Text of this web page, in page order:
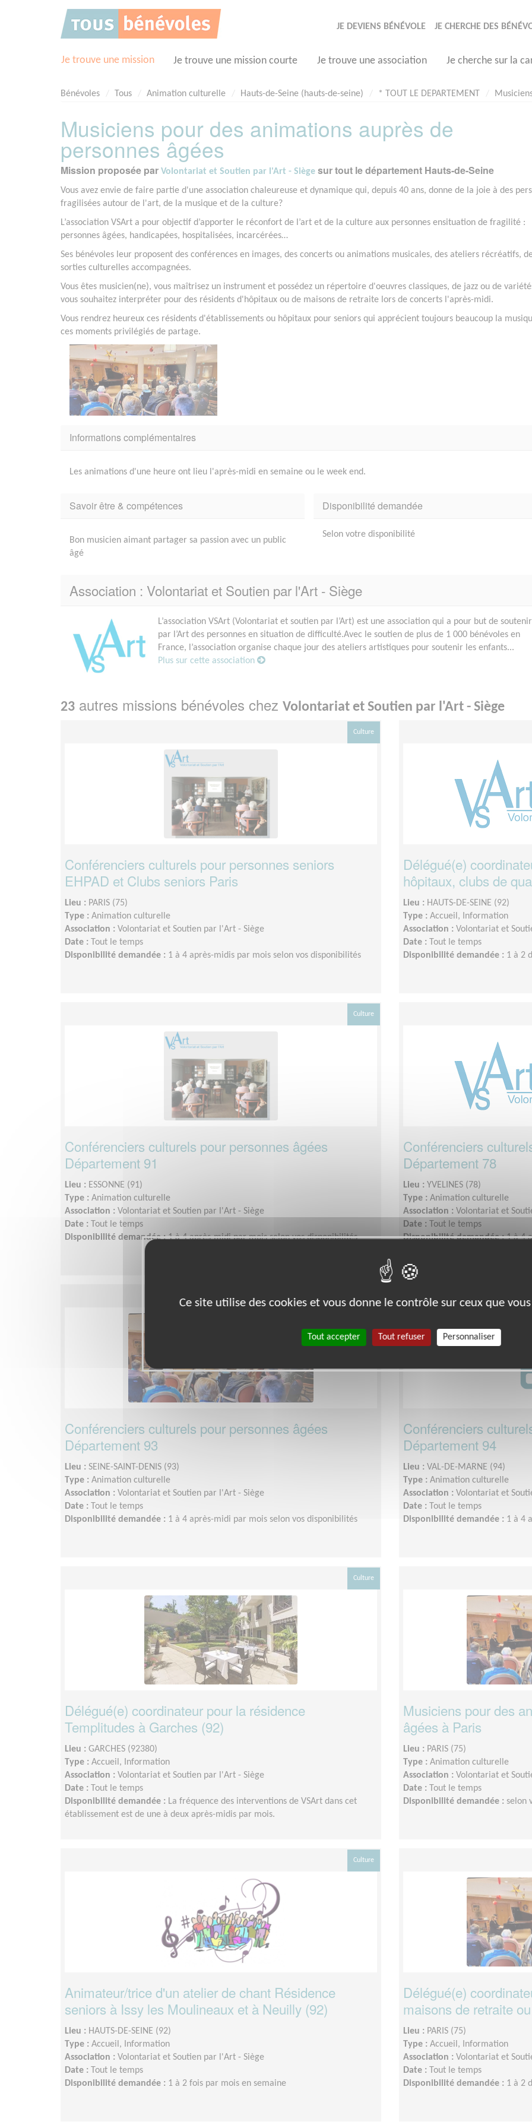
JE DEVIENS BÉNÉVOLE JE CHERCHE DES
Je trouve une mission Je trouve une mission courte Je trouve une association Je cherche sur la
Bénévoles Tous Animation culturelle Hauts-de-Seine (hauts-de-seine) * TOUT LE DEPARTEMENT
Musiciens pour des animations auprès de
personnes âgées
Mission proposée par Volontariat et Soutien par l'Art - Siège sur tout le département Hauts-de-Seine
Vous avez envie de faire partie d'une association chaleureuse et dynamique qui, depuis 40 ans, donne de la joie à des
fragilisées autour de l'art, de la musique et de la culture?
L’association VSArt a pour objectif d’apporter le réconfort de l’art et de la culture aux personnes ensituation de fragilité :
personnes âgées, handicapées, hospitalisées, incarcérées…
Ses bénévoles leur proposent des conférences en images, des concerts ou animations musicales, des ateliers récréatifs,
sorties culturelles accompagnées.
Vous êtes musicien(ne), vous maîtrisez un instrument et possédez un répertoire d'oeuvres classiques, de jazz ou de
vous souhaitez interpréter pour des résidents d'hôpitaux ou de maisons de retraite lors de concerts l'après-midi.
Vous rendrez heureux ces résidents d'établissements ou hôpitaux pour seniors qui apprécient toujours beaucoup la
ces moments privilégiés de partage.
Informations complémentaires
Les animations d'une heure ont lieu l'après-midi en semaine ou le week end.
Savoir être & compétences
Bon musicien aimant partager sa passion avec un public
âgé
Disponibilité demandée
Selon votre disponibilité
Association : Volontariat et Soutien par l'Art - Siège
L’association VSArt (Volontariat et soutien par l’Art) est une association qui a pour but de soutenir
par l’Art des personnes en situation de difficulté.Avec le soutien de plus de 1 000 bénévoles en
France, l’association organise chaque jour des ateliers artistiques pour soutenir les enfants...
Plus sur cette association
23 autres missions bénévoles chez Volontariat et Soutien par l'Art - Siège
Culture
Conférenciers culturels pour personnes seniors
EHPAD et Clubs seniors Paris
Lieu : PARIS (75)
Type : Animation culturelle
Association : Volontariat et Soutien par l'Art - Siège
Date :
Tout le temps
Disponibilité demandée : 1 à 4 après-midis par mois selon vos disponibilités
Délégué(e)
hôpitaux, clubs de
Lieu : HAUTS-DE-SEINE (92)
Type : Accueil, Information
Association : Volontariat et
Date :
Tout le temps
Disponibilité demandée : 1 à 2
Culture
Conférenciers culturels pour personnes âgées
Département 91
Lieu : ESSONNE (91)
Type : Animation culturelle
Association : Volontariat et Soutien par l'Art - Siège
Date :
Tout le temps
Disponibilité demandée :1 à 4 après-midi par mois selon vos disponibilités
Conférenciers
Département 78
Lieu : YVELINES (78)
Type : Animation culturelle
Association : Volontariat et
Date :
Tout le temps
Disponibilité demandée :1 à 4
Conférenciers culturels pour personnes âgées
Département 93
Lieu : SEINE-SAINT-DENIS (93)
Type : Animation culturelle
Association : Volontariat et Soutien par l'Art - Siège
Date :
Tout le temps
Disponibilité demandée : 1 à 4 après-midi par mois selon vos disponibilités
Conférenciers
Département 94
Lieu : VAL-DE-MARNE (94)
Type : Animation culturelle
Association : Volontariat et
Date :
Tout le temps
Disponibilité demandée : 1 à 4
Culture
Délégué(e) coordinateur pour la résidence
Templitudes à Garches (92)
Lieu : GARCHES (92380)
Type : Accueil, Information
Association : Volontariat et Soutien par l'Art - Siège
Date :
Tout le temps
Disponibilité demandée : La fréquence des interventions de VSArt dans cet
établissement est de une à deux après-midis par mois.
Musiciens pour des
âgées à Paris
Lieu : PARIS (75)
Type : Animation culturelle
Association : Volontariat et
Date :
Tout le temps
Disponibilité demandée : selon
Culture
Animateur/trice d'un atelier de chant Résidence
seniors à Issy les Moulineaux et à Neuilly (92)
Lieu : HAUTS-DE-SEINE (92)
Type : Accueil, Information
Association : Volontariat et Soutien par l'Art - Siège
Date :
Tout le temps
Disponibilité demandée : 1 à 2 fois par mois en semaine
Délégué(e)
maisons de retraite
Lieu : PARIS (75)
Type : Accueil, Information
Association : Volontariat et
Date :
Tout le temps
Disponibilité demandée : 1 à 2
Ce site utilise des cookies et vous donne le contrôle sur ceux que
Tout accepter Tout refuser Personnaliser